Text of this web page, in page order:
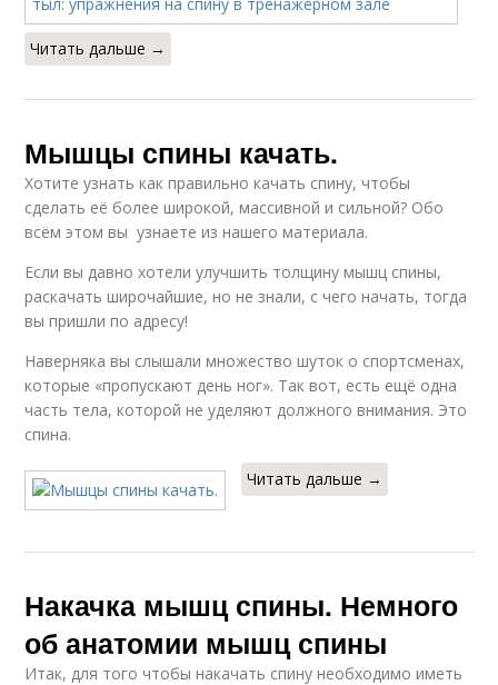
Читать дальше →
Мышцы спины качать.
Хотите узнать как правильно качать спину, чтобы
сделать её более широкой, массивной и сильной? Обо
всём этом вы узнаете из нашего материала.
Если вы давно хотели улучшить толщину мышц спины,
раскачать широчайшие, но не знали, с чего начать, тогда
вы пришли по адресу!
Наверняка вы слышали множество шуток о спортсменах,
которые «пропускают день ног». Так вот, есть ещё одна
часть тела, которой не уделяют должного внимания. Это
спина.
Читать дальше →
Накачка мышц спины. Немного
об анатомии мышц спины
Итак, для того чтобы накачать спину необходимо иметь